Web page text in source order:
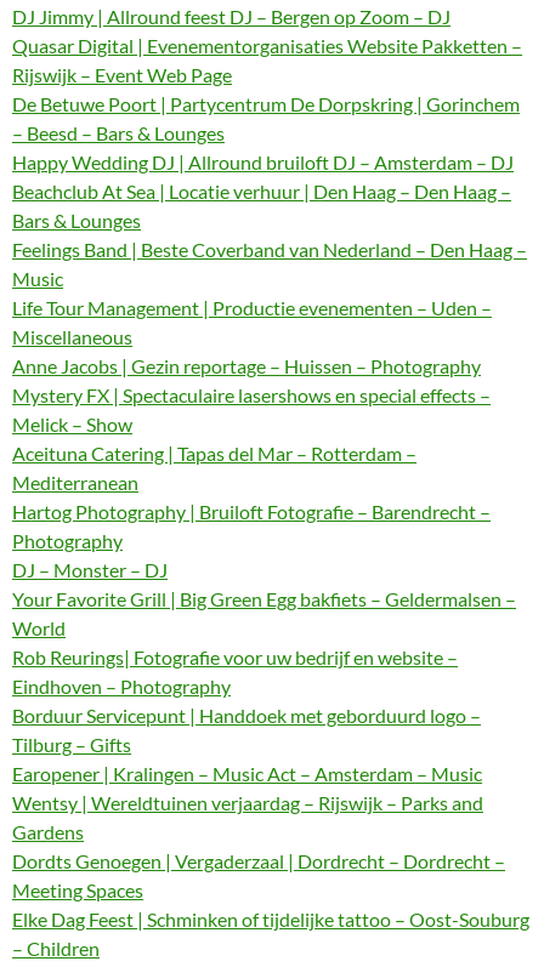
DJ Jimmy | Allround feest DJ – Bergen op Zoom – DJ
Quasar Digital | Evenementorganisaties Website Pakketten –
Rijswijk – Event Web Page
De Betuwe Poort | Partycentrum De Dorpskring | Gorinchem
– Beesd – Bars & Lounges
Happy Wedding DJ | Allround bruiloft DJ – Amsterdam – DJ
Beachclub At Sea | Locatie verhuur | Den Haag – Den Haag –
Bars & Lounges
Feelings Band | Beste Coverband van Nederland – Den Haag –
Music
Life Tour Management | Productie evenementen – Uden –
Miscellaneous
Anne Jacobs | Gezin reportage – Huissen – Photography
Mystery FX | Spectaculaire lasershows en special effects –
Melick – Show
Aceituna Catering | Tapas del Mar – Rotterdam –
Mediterranean
Hartog Photography | Bruiloft Fotografie – Barendrecht –
Photography
DJ – Monster – DJ
Your Favorite Grill | Big Green Egg bakfiets – Geldermalsen –
World
Rob Reurings| Fotografie voor uw bedrijf en website –
Eindhoven – Photography
Borduur Servicepunt | Handdoek met geborduurd logo –
Tilburg – Gifts
Earopener | Kralingen – Music Act – Amsterdam – Music
Wentsy | Wereldtuinen verjaardag – Rijswijk – Parks and
Gardens
Dordts Genoegen | Vergaderzaal | Dordrecht – Dordrecht –
Meeting Spaces
Elke Dag Feest | Schminken of tijdelijke tattoo – Oost-Souburg
– Children